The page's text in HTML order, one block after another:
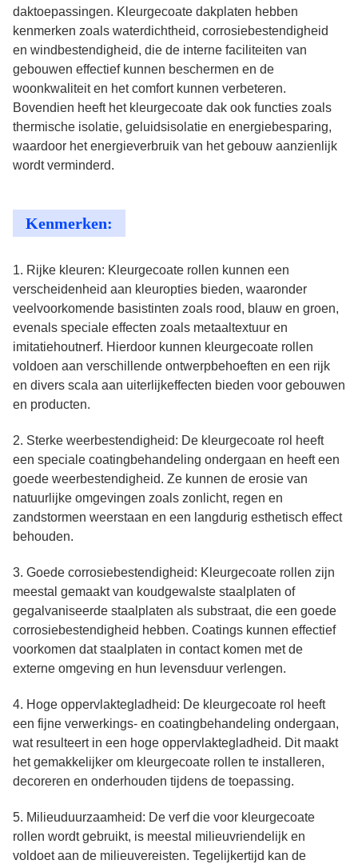
daktoepassingen. Kleurgecoate dakplaten hebben
kenmerken zoals waterdichtheid, corrosiebestendigheid
en windbestendigheid, die de interne faciliteiten van
gebouwen effectief kunnen beschermen en de
woonkwaliteit en het comfort kunnen verbeteren.
Bovendien heeft het kleurgecoate dak ook functies zoals
thermische isolatie, geluidsisolatie en energiebesparing,
waardoor het energieverbruik van het gebouw aanzienlijk
wordt verminderd.
Kenmerken:
1. Rijke kleuren: Kleurgecoate rollen kunnen een
verscheidenheid aan kleuropties bieden, waaronder
veelvoorkomende basistinten zoals rood, blauw en groen,
evenals speciale effecten zoals metaaltextuur en
imitatiehoutnerf. Hierdoor kunnen kleurgecoate rollen
voldoen aan verschillende ontwerpbehoeften en een rijk
en divers scala aan uiterlijkeffecten bieden voor gebouwen
en producten.
2. Sterke weerbestendigheid: De kleurgecoate rol heeft
een speciale coatingbehandeling ondergaan en heeft een
goede weerbestendigheid. Ze kunnen de erosie van
natuurlijke omgevingen zoals zonlicht, regen en
zandstormen weerstaan en een langdurig esthetisch effect
behouden.
3. Goede corrosiebestendigheid: Kleurgecoate rollen zijn
meestal gemaakt van koudgewalste staalplaten of
gegalvaniseerde staalplaten als substraat, die een goede
corrosiebestendigheid hebben. Coatings kunnen effectief
voorkomen dat staalplaten in contact komen met de
externe omgeving en hun levensduur verlengen.
4. Hoge oppervlaktegladheid: De kleurgecoate rol heeft
een fijne verwerkings- en coatingbehandeling ondergaan,
wat resulteert in een hoge oppervlaktegladheid. Dit maakt
het gemakkelijker om kleurgecoate rollen te installeren,
decoreren en onderhouden tijdens de toepassing.
5. Milieuduurzaamheid: De verf die voor kleurgecoate
rollen wordt gebruikt, is meestal milieuvriendelijk en
voldoet aan de milieuvereisten. Tegelijkertijd kan de